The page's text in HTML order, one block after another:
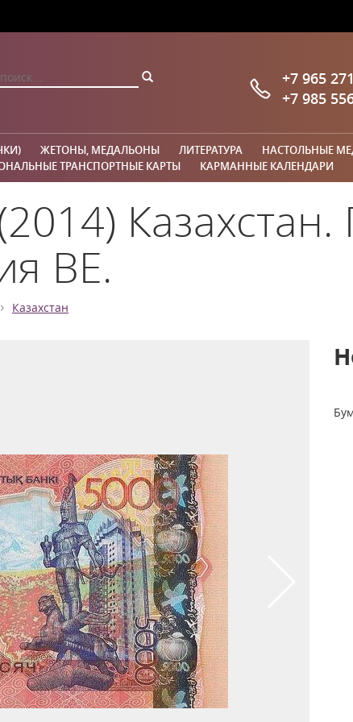
+7 965
+7 985
ЖЕТОНЫ, МЕДАЛЬОНЫ ЛИТЕРАТУРА НАСТОЛЬНЫЕ
ТРАНСПОРТНЫЕ КАРТЫ КАРМАННЫЕ КАЛЕНДАРИ
ВЕ.
› Казахстан